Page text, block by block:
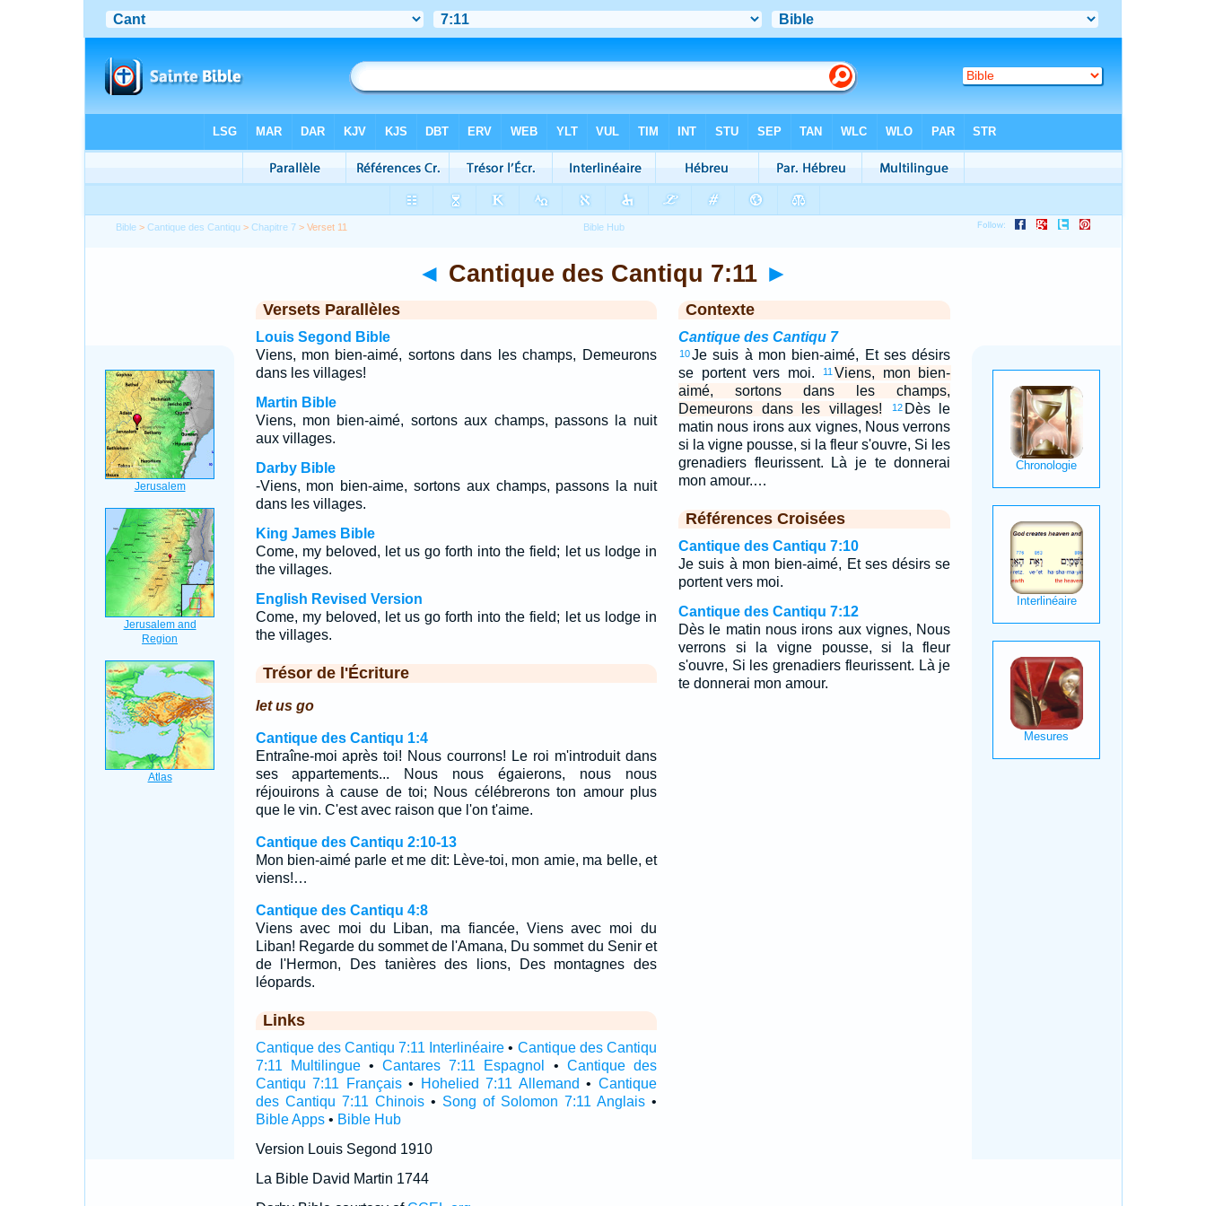
Bible >Cantique des Cantiqu >Chapitre 7 > Verset 11
◄ Cantique des Cantiqu 7:11 ►
Versets Parallèles
Louis Segond Bible
Viens, mon bien-aimé, sortons dans les champs, Demeurons
dans les villages!
Martin Bible
Viens, mon bien-aimé, sortons aux champs, passons la nuit
aux villages.
Darby Bible
-Viens, mon bien-aime, sortons aux champs, passons la nuit
dans les villages.
King James Bible
Come, my beloved, let us go forth into the field; let us lodge in
the villages.
English Revised Version
Come, my beloved, let us go forth into the field; let us lodge in
the villages.
Trésor de l'Écriture
let us go
Cantique des Cantiqu 1:4
Entraîne-moi après toi! Nous courrons! Le roi m'introduit dans
ses appartements... Nous nous égaierons, nous nous
réjouirons à cause de toi; Nous célébrerons ton amour plus
que le vin. C'est avec raison que l'on t'aime.
Cantique des Cantiqu 2:10-13
Mon bien-aimé parle et me dit: Lève-toi, mon amie, ma belle, et
viens!…
Cantique des Cantiqu 4:8
Viens avec moi du Liban, ma fiancée, Viens avec moi du
Liban! Regarde du sommet de l'Amana, Du sommet du Senir et
de l'Hermon, Des tanières des lions, Des montagnes des
léopards.
Links
Cantique des Cantiqu 7:11 Interlinéaire • Cantique des Cantiqu
7:11 Multilingue•Cantares 7:11 Espagnol • Cantique des
Cantiqu 7:11 Français• Hohelied 7:11 Allemand • Cantique
des Cantiqu 7:11 Chinois• Song of Solomon 7:11 Anglais•
Bible Apps• Bible Hub
Version Louis Segond 1910
La Bible David Martin 1744
Contexte
Cantique des Cantiqu 7
10Je suis à mon bien-aimé, Et ses désirs
se portent vers moi.
11 Viens, mon bien-
aimé, sortons dans les champs,
Demeurons dans les villages!
12 Dès le
matin nous irons aux vignes, Nous verrons
si la vigne pousse, si la fleur s'ouvre, Si les
grenadiers fleurissent. Là je te donnerai
mon amour.…
Références Croisées
Cantique des Cantiqu 7:10
Je suis à mon bien-aimé, Et ses désirs se
portent vers moi.
Cantique des Cantiqu 7:12
Dès le matin nous irons aux vignes, Nous
verrons si la vigne pousse, si la fleur
s'ouvre, Si les grenadiers fleurissent. Là je
te donnerai mon amour.